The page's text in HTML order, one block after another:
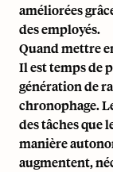
améliorées
des employés.
Quand mettre
Il est temps de
génération de
chronophage.
des tâches que
manière
augmentent,